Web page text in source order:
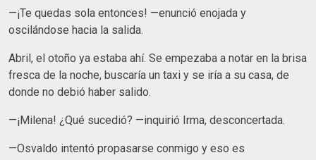
—¡Te quedas sola entonces! —enunció enojada y
oscilándose hacia la salida.
Abril, el otoño ya estaba ahí. Se empezaba a notar en la brisa
fresca de la noche, buscaría un taxi y se iría a su casa, de
donde no debió haber salido.
—¡Milena! ¿Qué sucedió? —inquirió Irma, desconcertada.
—Osvaldo intentó propasarse conmigo y eso es